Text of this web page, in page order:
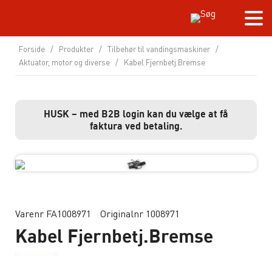
Forside / Produkter / Tilbehør til vandingsmaskiner /
Aktuator, motor og diverse / Kabel Fjernbetj.Bremse
HUSK – med B2B login kan du vælge at få
faktura ved betaling.
Varenr FA1008971 Originalnr 1008971
Kabel Fjernbetj.Bremse